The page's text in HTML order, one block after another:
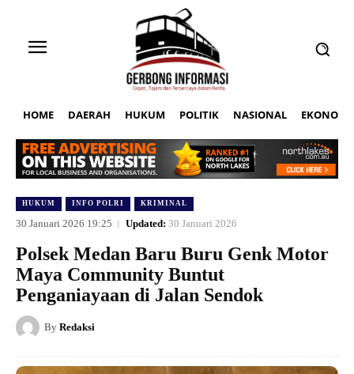
HOME DAERAH HUKUM POLITIK NASIONAL EKONOMI
HUKUM INFO POLRI KRIMINAL
30 Januari 2026 19:25 Updated: 30 Januari 2026
Polsek Medan Baru Buru Genk Motor
Maya Community Buntut
Penganiayaan di Jalan Sendok
By Redaksi